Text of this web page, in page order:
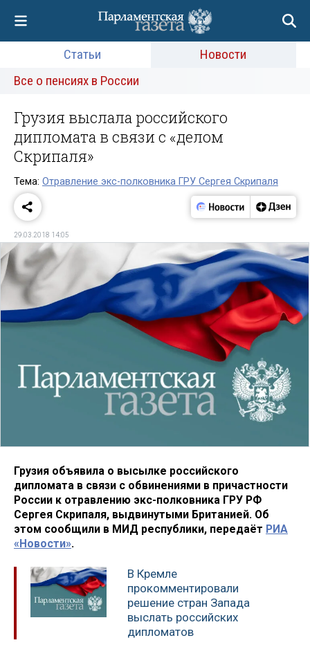
Статьи
Новости
Все о пенсиях в России
Грузия выслала российского
дипломата в связи с «делом
Скрипаля»
Тема: Отравление экс-полковника ГРУ Сергея Скрипаля
29.03.2018 14:05
Грузия объявила о высылке российского
дипломата в связи с обвинениями в причастности
России к отравлению экс-полковника ГРУ РФ
Сергея Скрипаля, выдвинутыми Британией. Об
этом сообщили в МИД республики, передаёт РИА
«Новости».
В Кремле
прокомментировали
решение стран Запада
выслать российских
дипломатов